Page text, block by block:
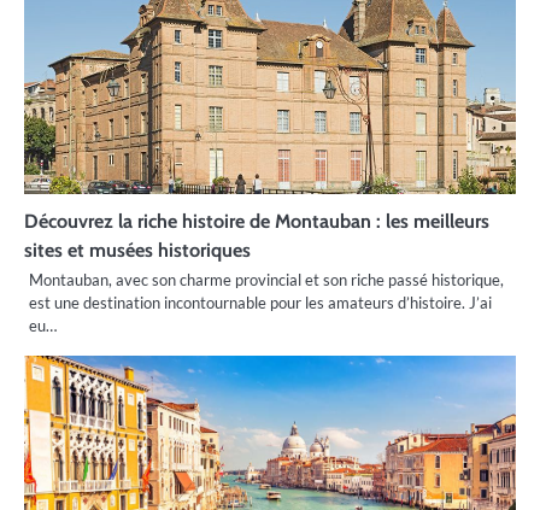
Découvrez la riche histoire de Montauban : les meilleurs
sites et musées historiques
Montauban, avec son charme provincial et son riche passé historique,
est une destination incontournable pour les amateurs d’histoire. J’ai
eu…